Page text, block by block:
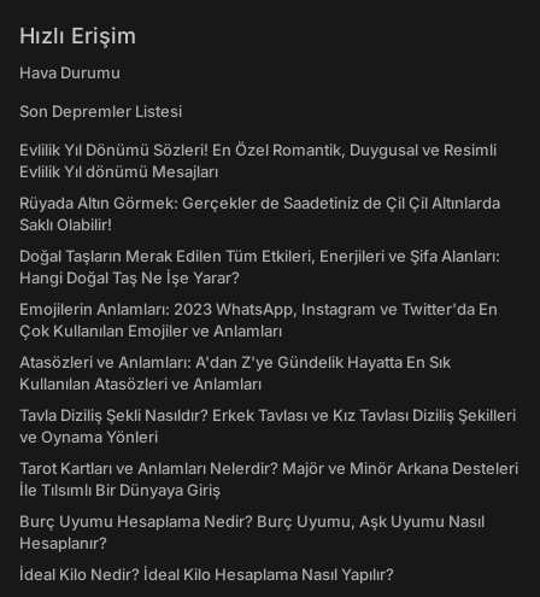
Hızlı Erişim
Hava Durumu
Son Depremler Listesi
Evlilik Yıl Dönümü Sözleri! En Özel Romantik, Duygusal ve Resimli
Evlilik Yıl dönümü Mesajları
Rüyada Altın Görmek: Gerçekler de Saadetiniz de Çil Çil Altınlarda
Saklı Olabilir!
Doğal Taşların Merak Edilen Tüm Etkileri, Enerjileri ve Şifa Alanları:
Hangi Doğal Taş Ne İşe Yarar?
Emojilerin Anlamları: 2023 WhatsApp, Instagram ve Twitter'da En
Çok Kullanılan Emojiler ve Anlamları
Atasözleri ve Anlamları: A'dan Z'ye Gündelik Hayatta En Sık
Kullanılan Atasözleri ve Anlamları
Tavla Diziliş Şekli Nasıldır? Erkek Tavlası ve Kız Tavlası Diziliş Şekilleri
ve Oynama Yönleri
Tarot Kartları ve Anlamları Nelerdir? Majör ve Minör Arkana Desteleri
İle Tılsımlı Bir Dünyaya Giriş
Burç Uyumu Hesaplama Nedir? Burç Uyumu, Aşk Uyumu Nasıl
Hesaplanır?
İdeal Kilo Nedir? İdeal Kilo Hesaplama Nasıl Yapılır?